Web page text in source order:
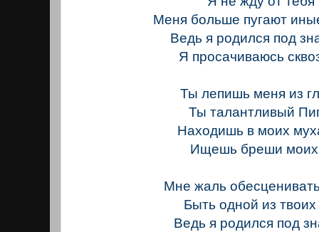
Меня больше пугают
Ведь я родился под
Я просачиваюсь
Ты лепишь меня из
Ты талантливый
Находишь в моих
Ищешь бреши моих
Мне жаль
Быть одной из
Ведь я родился под